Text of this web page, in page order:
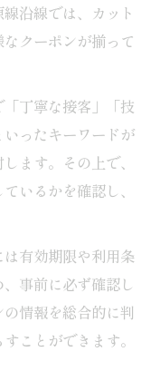
沿線では、カット
クーポンが揃って
丁寧な接客」「技
ったキーワードが
ます。その上で、
いるかを確認し、
有効期限や利用条
事前に必ず確認し
情報を総合的に判
ことができます。